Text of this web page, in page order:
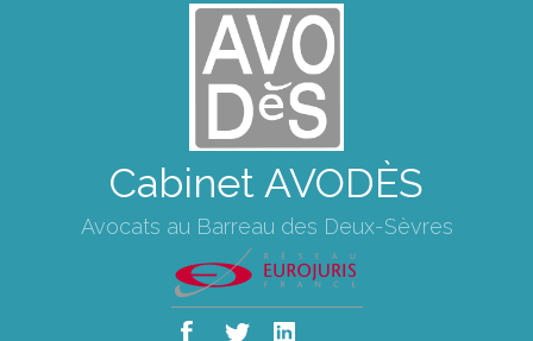
Cabinet AVODÈS
Avocats au Barreau des Deux-Sèvres